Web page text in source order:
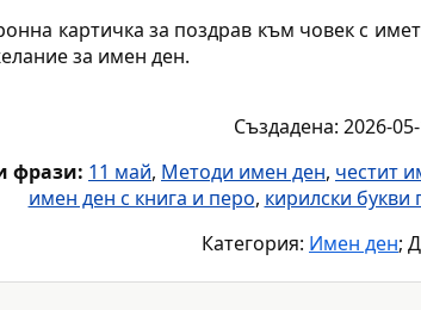
картичка за поздрав към човек с
за имен ден.
Създадена: 2026-
фрази: 11 май, Методи имен ден, честит
имен ден с книга и перо, кирилски букви
Категория: Имен ден;